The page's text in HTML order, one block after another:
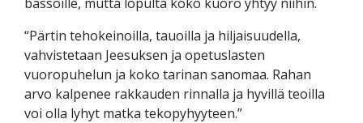
“Pärtin tehokeinoilla, tauoilla ja hiljaisuudella,
vahvistetaan Jeesuksen ja opetuslasten
vuoropuhelun ja koko tarinan sanomaa. Rahan
arvo kalpenee rakkauden rinnalla ja hyvillä teoilla
voi olla lyhyt matka tekopyhyyteen.”